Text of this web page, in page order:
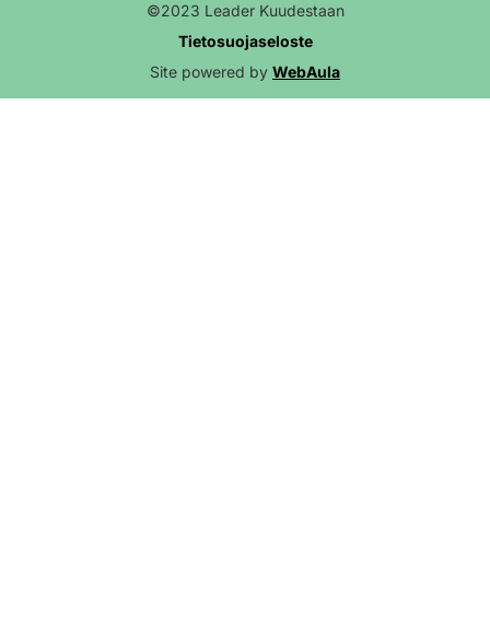
©2023 Leader Kuudestaan
Tietosuojaseloste
Site powered by WebAula